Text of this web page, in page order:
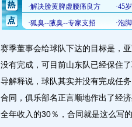
赛季董事会给球队下达的目标是，
没有完成，可目前山东队已经保住
导解释说，球队其实并没有完成任
合同，俱乐部名正言顺地作出了经
全年收入的30％，合同就是这么写